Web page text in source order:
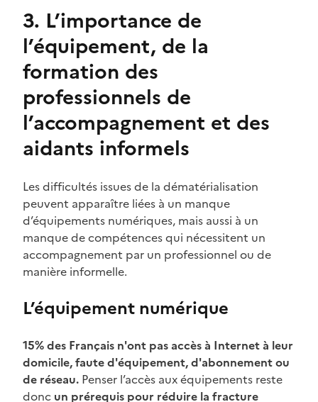
3. L’importance de
l’équipement, de la
formation des
professionnels de
l’accompagnement et des
aidants informels
Les difficultés issues de la dématérialisation
peuvent apparaître liées à un manque
d’équipements numériques, mais aussi à un
manque de compétences qui nécessitent un
accompagnement par un professionnel ou de
manière informelle.
L’équipement numérique
15% des Français n'ont pas accès à Internet à leur
domicile, faute d'équipement, d'abonnement ou
de réseau. Penser l’accès aux équipements reste
donc un prérequis pour réduire la fracture